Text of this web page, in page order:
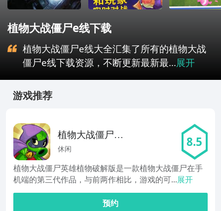
植物大战僵尸e线下载
植物大战僵尸e线大全汇集了所有的植物大战
僵尸e线下载资源，不断更新最新最...展开
游戏推荐
植物大战僵尸英
雄植物
休闲 8.5
植物大战僵尸英雄植物破解版是一款植物大战僵尸在手
机端的第三代作品，与前两作相比，游戏的可...展开
预约